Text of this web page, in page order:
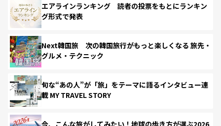
エアラインランキング 読者の投票をもとにランキン
グ形式で発表
Next韓国旅 次の韓国旅行がもっと楽しくなる 旅先・
グルメ・テクニック
旬な“あの人”が「旅」をテーマに語るインタビュー連
載 MY TRAVEL STORY
今、こんな旅がしてみたい！地球の歩き方が選ぶ2026